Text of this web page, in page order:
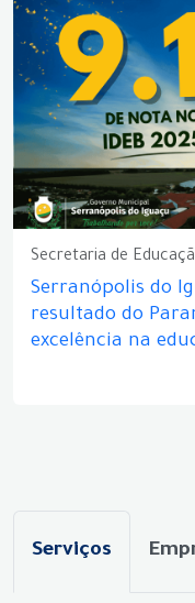
Secretaria de
Serranópolis do
resultado do
excelência na
Serviços